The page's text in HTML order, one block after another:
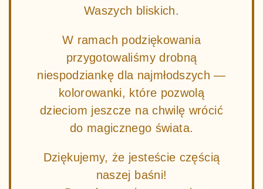
Waszych bliskich.
W ramach podziękowania
przygotowaliśmy drobną
niespodziankę dla najmłodszych —
kolorowanki, które pozwolą
dzieciom jeszcze na chwilę wrócić
do magicznego świata.
Dziękujemy, że jesteście częścią
naszej baśni!